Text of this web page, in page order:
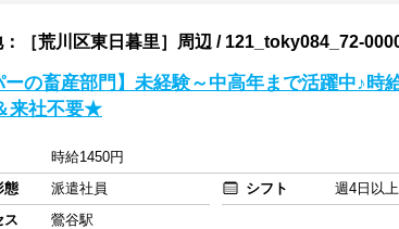
［荒川区東日暮里］周辺 / 121_toky084_72-
ーの畜産部門】未経験～中高年まで活躍中♪時
来社不要★
時給1450円
態
派遣社員 シフト
週4日以
ス
鶯谷駅